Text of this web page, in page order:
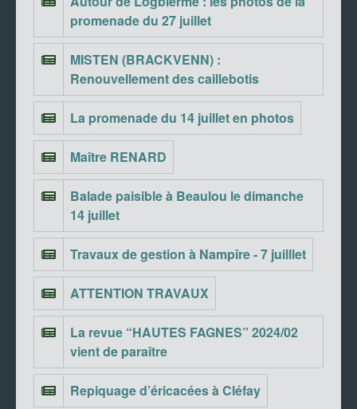
promenade du 27 juillet
MISTEN (BRACKVENN) :
Renouvellement des caillebotis
La promenade du 14 juillet en photos
Maître RENARD
Balade paisible à Beaulou le dimanche
14 juillet
Travaux de gestion à Nampîre - 7 juilllet
ATTENTION TRAVAUX
La revue “HAUTES FAGNES” 2024/02
vient de paraître
Repiquage d’éricacées à Cléfay